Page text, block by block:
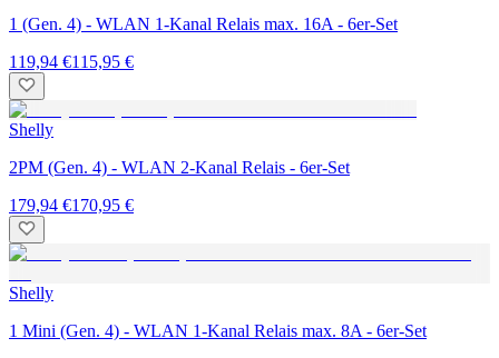
1 (Gen. 4) - WLAN 1-Kanal Relais max. 16A - 6er-Set
119,94 €115,95 €
Shelly
2PM (Gen. 4) - WLAN 2-Kanal Relais - 6er-Set
179,94 €170,95 €
Shelly
1 Mini (Gen. 4) - WLAN 1-Kanal Relais max. 8A - 6er-Set